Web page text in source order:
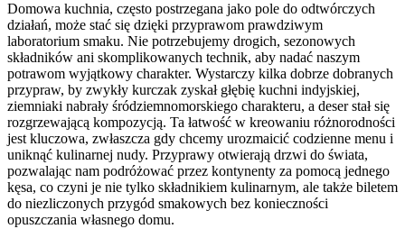
Domowa kuchnia, często postrzegana jako pole do odtwórczych
działań, może stać się dzięki przyprawom prawdziwym
laboratorium smaku. Nie potrzebujemy drogich, sezonowych
składników ani skomplikowanych technik, aby nadać naszym
potrawom wyjątkowy charakter. Wystarczy kilka dobrze dobranych
przypraw, by zwykły kurczak zyskał głębię kuchni indyjskiej,
ziemniaki nabrały śródziemnomorskiego charakteru, a deser stał się
rozgrzewającą kompozycją. Ta łatwość w kreowaniu różnorodności
jest kluczowa, zwłaszcza gdy chcemy urozmaicić codzienne menu i
uniknąć kulinarnej nudy. Przyprawy otwierają drzwi do świata,
pozwalając nam podróżować przez kontynenty za pomocą jednego
kęsa, co czyni je nie tylko składnikiem kulinarnym, ale także biletem
do niezliczonych przygód smakowych bez konieczności
opuszczania własnego domu.